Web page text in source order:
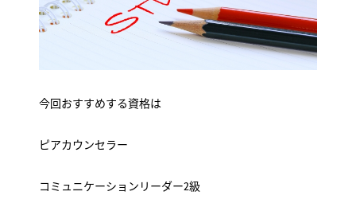
今回おすすめする資格は
ピアカウンセラー
コミュニケーションリーダー2級